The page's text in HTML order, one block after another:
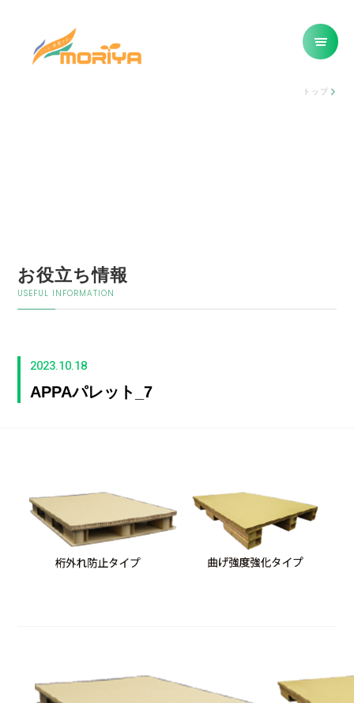
トップ
お役立ち情報
USEFUL INFORMATION
2023.10.18
APPAパレット_7